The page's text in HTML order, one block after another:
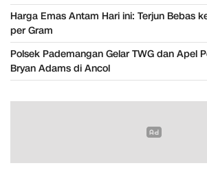
Harga Emas Antam Hari ini: Terjun Bebas
per Gram
Polsek Pademangan Gelar TWG dan Apel
Bryan Adams di Ancol